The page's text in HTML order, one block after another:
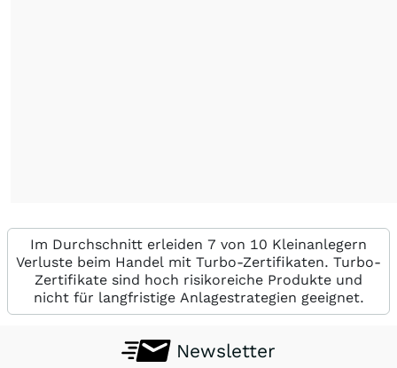
Im Durchschnitt erleiden 7 von 10 Kleinanlegern
Verluste beim Handel mit Turbo-Zertifikaten. Turbo-
Zertifikate sind hoch risikoreiche Produkte und
nicht für langfristige Anlagestrategien geeignet.
Newsletter